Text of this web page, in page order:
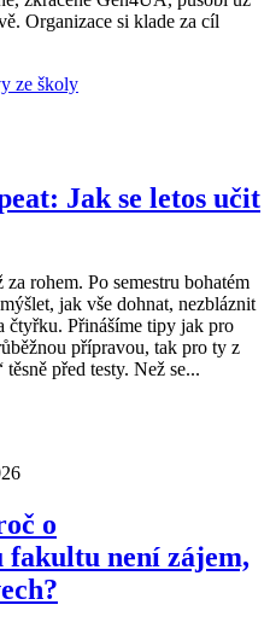
Organizace si klade za cíl
ze školy
Jak se letos učit
rohem. Po semestru bohatém
jak vše dohnat, nezbláznit
čtyřku. Přinášíme tipy jak pro
přípravou, tak pro ty z
před testy. Než se...
o
fakultu není zájem,